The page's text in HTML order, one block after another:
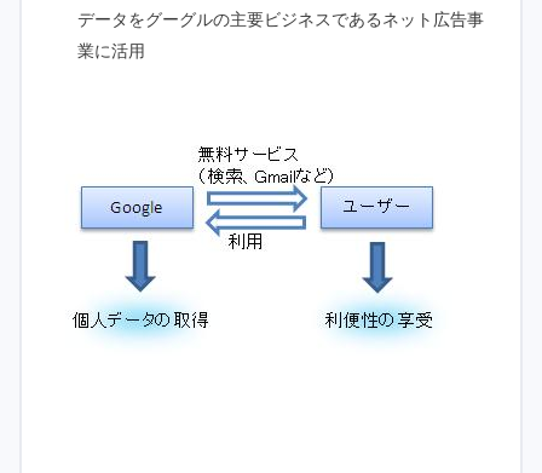
データをグーグルの主要ビジネスであるネット広告事
業に活用